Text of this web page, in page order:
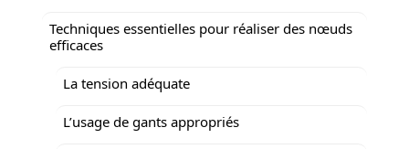
Techniques essentielles pour réaliser des nœuds
efficaces
La tension adéquate
L’usage de gants appropriés